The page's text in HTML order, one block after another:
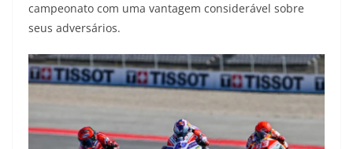
campeonato com uma vantagem considerável sobre
seus adversários.